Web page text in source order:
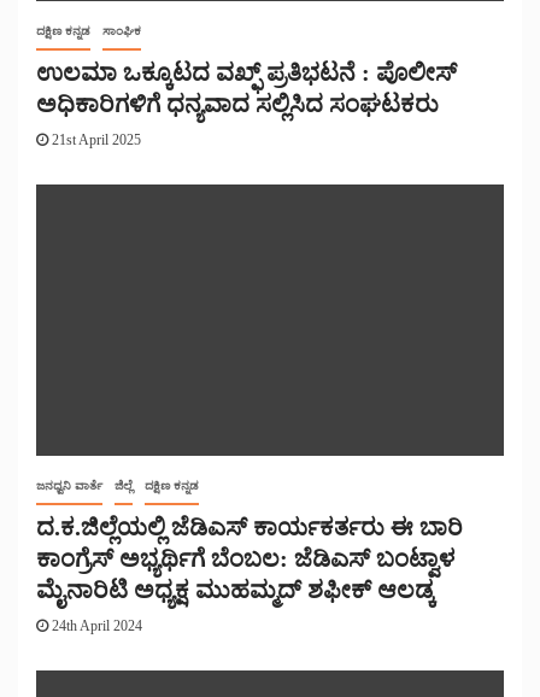
ದಕ್ಷಿಣ ಕನ್ನಡ ಸಾಂಘಿಕ
ಉಲಮಾ ಒಕ್ಕೂಟದ ವಖ್ಫ್ ಪ್ರತಿಭಟನೆ : ಪೊಲೀಸ್
ಅಧಿಕಾರಿಗಳಿಗೆ ಧನ್ಯವಾದ ಸಲ್ಲಿಸಿದ ಸಂಘಟಕರು
21st April 2025
ಜನಧ್ವನಿ ವಾರ್ತೆ ಜಿಲ್ಲೆ ದಕ್ಷಿಣ ಕನ್ನಡ
ದ.ಕ.‌ಜಿಲ್ಲೆಯಲ್ಲಿ ಜೆಡಿಎಸ್ ಕಾರ್ಯಕರ್ತರು ಈ ಬಾರಿ
ಕಾಂಗ್ರೆಸ್ ಅಭ್ಯರ್ಥಿಗೆ ಬೆಂಬಲ: ಜೆಡಿಎಸ್ ಬಂಟ್ವಾಳ‌
ಮೈನಾರಿಟಿ ಅಧ್ಯಕ್ಷ ಮುಹಮ್ಮದ್ ಶಫೀಕ್ ಆಲಡ್ಕ
24th April 2024